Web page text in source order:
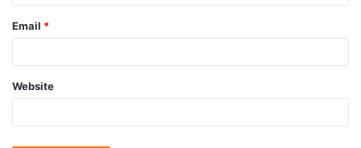
Email *
Website